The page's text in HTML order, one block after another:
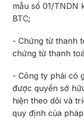
mẫu số 01/TNDN
BTC;
- Chứng từ thanh
chứng từ thanh
- Công ty phải có
được quyền sở
hiện theo dõi và
quy định của